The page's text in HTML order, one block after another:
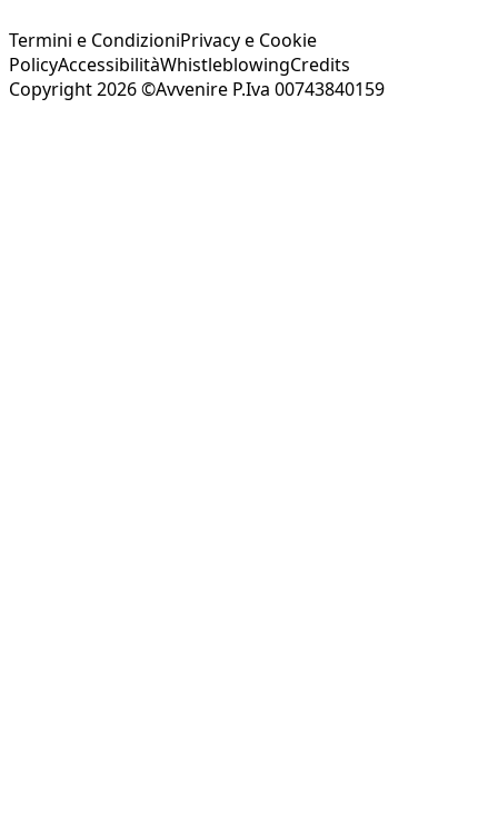
Termini e CondizioniPrivacy e Cookie
PolicyAccessibilitàWhistleblowingCredits
Copyright 2026 ©Avvenire P.Iva 00743840159